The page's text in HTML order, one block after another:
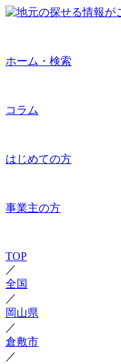
ホーム・検索
コラム
はじめての方
事業主の方
TOP
／
全国
／
岡山県
／
倉敷市
／